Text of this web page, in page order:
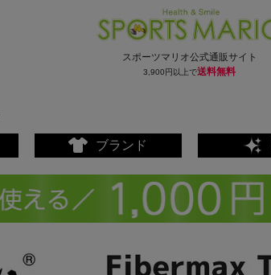
スポーツマリオ公式通販サイト
3,900円以上で送料無料
ブランド